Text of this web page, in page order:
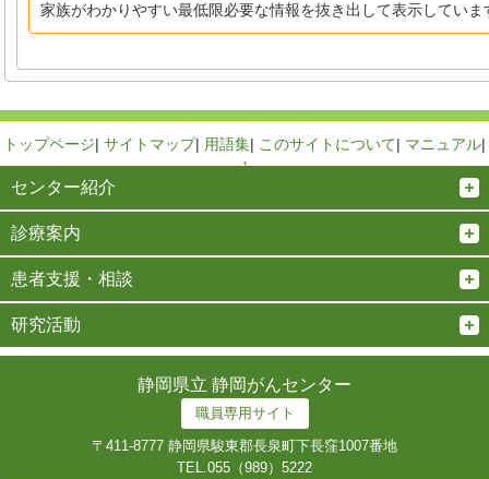
家族がわかりやすい最低限必要な情報を抜き出して表示していま
トップページ| サイトマップ| 用語集| このサイトについて| マニュアル|
↑
センター紹介
診療案内
患者支援・相談
研究活動
静岡県立 静岡がんセンター
職員専用サイト
〒411-8777 静岡県駿東郡長泉町下長窪1007番地
TEL.055（989）5222